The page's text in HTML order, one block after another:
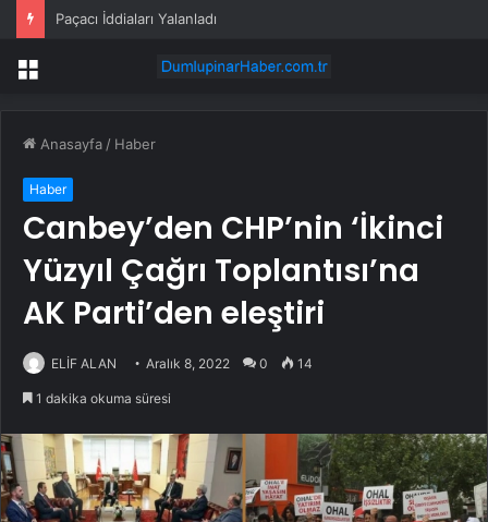
Paçacı İddiaları Yalanladı
Menü
Anasayfa / Haber
Haber
Canbey’den CHP’nin ‘İkinci
Yüzyıl Çağrı Toplantısı’na
AK Parti’den eleştiri
ELİF ALAN Aralık 8, 2022 0 14
1 dakika okuma süresi